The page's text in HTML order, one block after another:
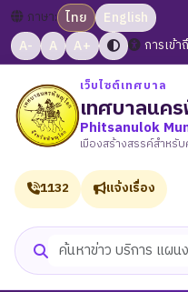
ภาษา: ไทย
English
A-
A A+ การเข้า
เว็บไซต์เทศบาล
เทศบาลนค
Phitsanulok
เมืองสร้างสรรค์สำหรั
ค้นหาเว็บไซต์
1132 แจ้งเรื่อง